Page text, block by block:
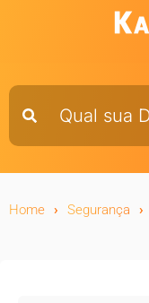
Home Segurança